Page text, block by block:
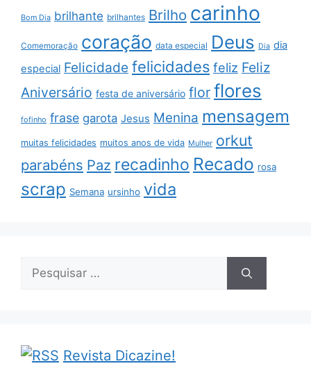
Bom Dia brilhante brilhantes Brilho carinho
Comemoração coração data especial Deus Dia dia
especial Felicidade felicidades feliz Feliz
Aniversário festa de aniversário flor flores
fofinho frase garota Jesus Menina mensagem
muitas felicidades muitos anos de vida Mulher orkut
parabéns Paz recadinho Recado rosa
scrap Semana ursinho vida
Pesquisar
Revista Dicazine!